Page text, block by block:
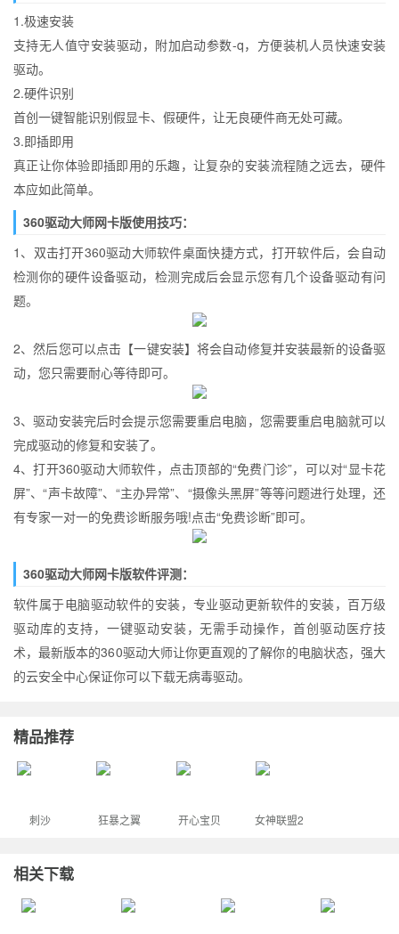
1.极速安装
支持无人值守安装驱动，附加启动参数-q，方便装机人员快速安装
驱动。
2.硬件识别
首创一键智能识别假显卡、假硬件，让无良硬件商无处可藏。
3.即插即用
真正让你体验即插即用的乐趣，让复杂的安装流程随之远去，硬件
本应如此简单。
360驱动大师网卡版使用技巧：
1、双击打开360驱动大师软件桌面快捷方式，打开软件后，会自动
检测你的硬件设备驱动，检测完成后会显示您有几个设备驱动有问
题。
2、然后您可以点击【一键安装】将会自动修复并安装最新的设备驱
动，您只需要耐心等待即可。
3、驱动安装完后时会提示您需要重启电脑，您需要重启电脑就可以
完成驱动的修复和安装了。
4、打开360驱动大师软件，点击顶部的“免费门诊”，可以对“显卡花
屏”、“声卡故障”、“主办异常”、“摄像头黑屏”等等问题进行处理，还
有专家一对一的免费诊断服务哦!点击“免费诊断”即可。
360驱动大师网卡版软件评测：
软件属于电脑驱动软件的安装，专业驱动更新软件的安装，百万级
驱动库的支持，一键驱动安装，无需手动操作，首创驱动医疗技
术，最新版本的360驱动大师让你更直观的了解你的电脑状态，强大
的云安全中心保证你可以下载无病毒驱动。
精品推荐
刺沙 狂暴之翼 开心宝贝 女神联盟2
相关下载